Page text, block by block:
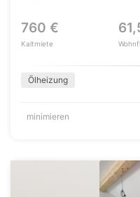
760 €
Kaltmiete
Ölheizung
minimieren